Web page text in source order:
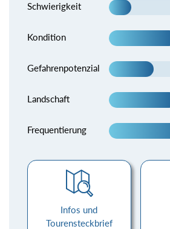
Schwierigkeit
Kondition
Gefahrenpotenzial
Landschaft
Frequentierung
Infos und
Tourensteckbrief